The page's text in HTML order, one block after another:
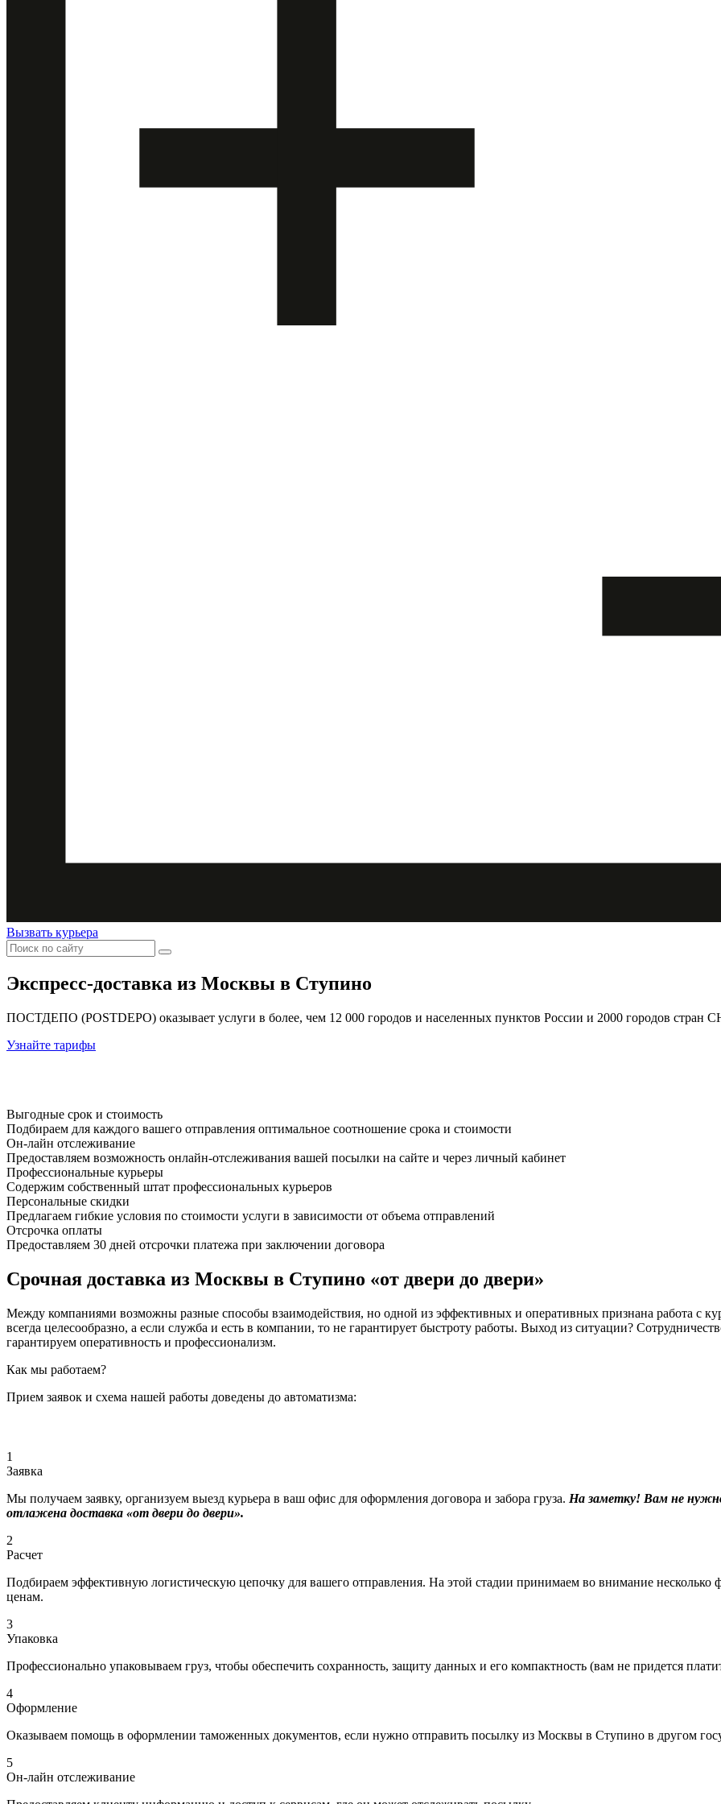
Вызвать курьера
Экспресс-доставка из Москвы в Ступино
ПОСТДЕПО (POSTDEPO) оказывает услуги в более, чем 12 000 городов и населенных пунктов России и 2000 городов стран
Узнайте тарифы
Выгодные срок и стоимость
Подбираем для каждого вашего отправления оптимальное соотношение срока и стоимости
Он-лайн отслеживание
Предоставляем возможность онлайн-отслеживания вашей посылки на сайте и через личный кабинет
Профессиональные курьеры
Содержим собственный штат профессиональных курьеров
Персональные скидки
Предлагаем гибкие условия по стоимости услуги в зависимости от объема отправлений
Отсрочка оплаты
Предоставляем 30 дней отсрочки платежа при заключении договора
Срочная доставка из Москвы в Ступино «от двери до двери»
Между компаниями возможны разные способы взаимодействия, но одной из эффективных и оперативных признана работа с
всегда целесообразно, а если служба и есть в компании, то не гарантирует быстроту работы. Выход из ситуации?
гарантируем оперативность и профессионализм.
Как мы работаем?
Прием заявок и схема нашей работы доведены до автоматизма:
1
Заявка
Мы получаем заявку, организуем выезд курьера в ваш офис для оформления договора и забора груза. На заметку! Вам не
отлажена доставка «от двери до двери».
2
Расчет
Подбираем эффективную логистическую цепочку для вашего отправления. На этой стадии принимаем во внимание несколько
ценам.
3
Упаковка
Профессионально упаковываем груз, чтобы обеспечить сохранность, защиту данных и его компактность (вам не придется
4
Оформление
Оказываем помощь в оформлении таможенных документов, если нужно отправить посылку из Москвы в Ступино в другом
5
Он-лайн отслеживание